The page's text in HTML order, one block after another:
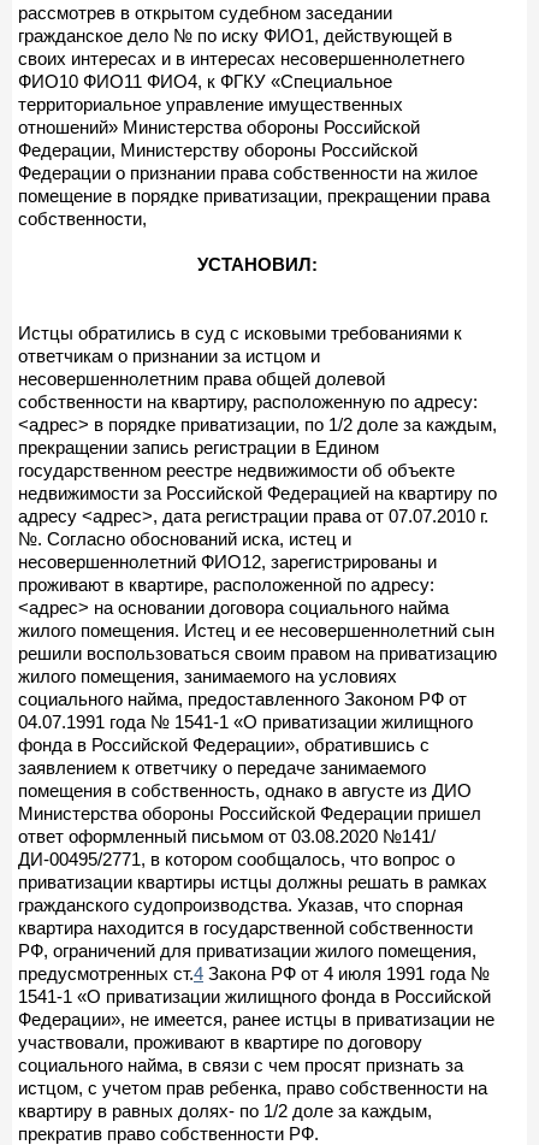
рассмотрев в открытом судебном заседании
гражданское дело № по иску ФИО1, действующей в
своих интересах и в интересах несовершеннолетнего
ФИО10 ФИО11 ФИО4, к ФГКУ «Специальное
территориальное управление имущественных
отношений» Министерства обороны Российской
Федерации, Министерству обороны Российской
Федерации о признании права собственности на жилое
помещение в порядке приватизации, прекращении права
собственности,
УСТАНОВИЛ:
Истцы обратились в суд с исковыми требованиями к
ответчикам о признании за истцом и
несовершеннолетним права общей долевой
собственности на квартиру, расположенную по адресу:
<адрес> в порядке приватизации, по 1/2 доле за каждым,
прекращении запись регистрации в Едином
государственном реестре недвижимости об объекте
недвижимости за Российской Федерацией на квартиру по
адресу <адрес>, дата регистрации права от 07.07.2010 г.
№. Согласно обоснований иска, истец и
несовершеннолетний ФИО12, зарегистрированы и
проживают в квартире, расположенной по адресу:
<адрес> на основании договора социального найма
жилого помещения. Истец и ее несовершеннолетний сын
решили воспользоваться своим правом на приватизацию
жилого помещения, занимаемого на условиях
социального найма, предоставленного Законом РФ от
04.07.1991 года № 1541-1 «О приватизации жилищного
фонда в Российской Федерации», обратившись с
заявлением к ответчику о передаче занимаемого
помещения в собственность, однако в августе из ДИО
Министерства обороны Российской Федерации пришел
ответ оформленный письмом от 03.08.2020 №141/
ДИ-00495/2771, в котором сообщалось, что вопрос о
приватизации квартиры истцы должны решать в рамках
гражданского судопроизводства. Указав, что спорная
квартира находится в государственной собственности
РФ, ограничений для приватизации жилого помещения,
предусмотренных ст.4 Закона РФ от 4 июля 1991 года №
1541-1 «О приватизации жилищного фонда в Российской
Федерации», не имеется, ранее истцы в приватизации не
участвовали, проживают в квартире по договору
социального найма, в связи с чем просят признать за
истцом, с учетом прав ребенка, право собственности на
квартиру в равных долях- по 1/2 доле за каждым,
прекратив право собственности РФ.